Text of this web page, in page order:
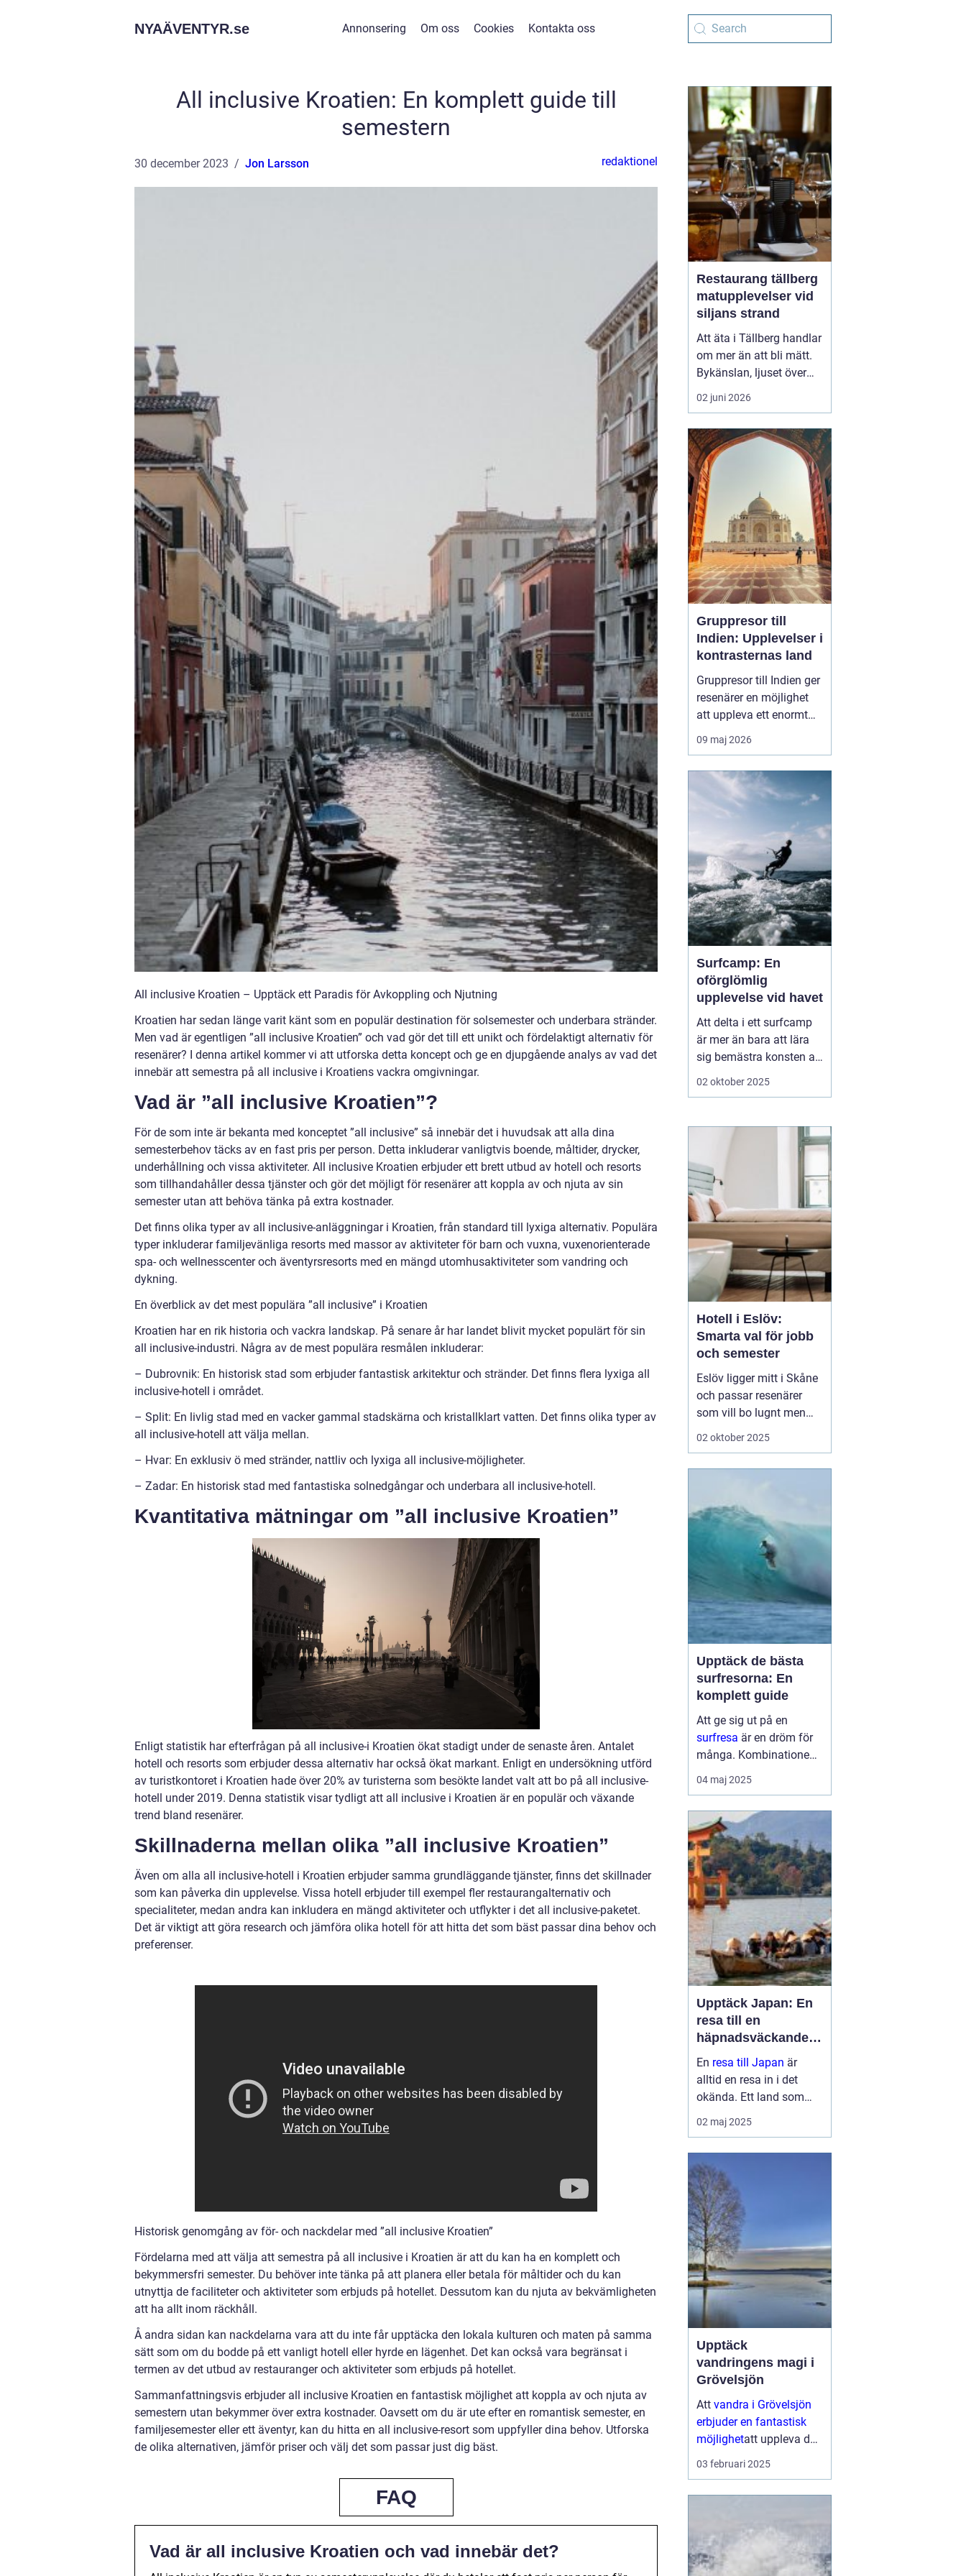
NYAÄVENTYR.se Annonsering Om oss Cookies Kontakta oss
All inclusive Kroatien: En komplett guide till
semestern
30 december 2023 Jon Larsson redaktionel
All inclusive Kroatien – Upptäck ett Paradis för Avkoppling och Njutning
Kroatien har sedan länge varit känt som en populär destination för solsemester och underbara stränder.
Men vad är egentligen ”all inclusive Kroatien” och vad gör det till ett unikt och fördelaktigt alternativ för
resenärer? I denna artikel kommer vi att utforska detta koncept och ge en djupgående analys av vad det
innebär att semestra på all inclusive i Kroatiens vackra omgivningar.
Vad är ”all inclusive Kroatien”?
För de som inte är bekanta med konceptet ”all inclusive” så innebär det i huvudsak att alla dina
semesterbehov täcks av en fast pris per person. Detta inkluderar vanligtvis boende, måltider, drycker,
underhållning och vissa aktiviteter. All inclusive Kroatien erbjuder ett brett utbud av hotell och resorts
som tillhandahåller dessa tjänster och gör det möjligt för resenärer att koppla av och njuta av sin
semester utan att behöva tänka på extra kostnader.
Det finns olika typer av all inclusive-anläggningar i Kroatien, från standard till lyxiga alternativ. Populära
typer inkluderar familjevänliga resorts med massor av aktiviteter för barn och vuxna, vuxenorienterade
spa- och wellnesscenter och äventyrsresorts med en mängd utomhusaktiviteter som vandring och
dykning.
En överblick av det mest populära ”all inclusive” i Kroatien
Kroatien har en rik historia och vackra landskap. På senare år har landet blivit mycket populärt för sin
all inclusive-industri. Några av de mest populära resmålen inkluderar:
– Dubrovnik: En historisk stad som erbjuder fantastisk arkitektur och stränder. Det finns flera lyxiga all
inclusive-hotell i området.
– Split: En livlig stad med en vacker gammal stadskärna och kristallklart vatten. Det finns olika typer av
all inclusive-hotell att välja mellan.
– Hvar: En exklusiv ö med stränder, nattliv och lyxiga all inclusive-möjligheter.
– Zadar: En historisk stad med fantastiska solnedgångar och underbara all inclusive-hotell.
Kvantitativa mätningar om ”all inclusive Kroatien”
Enligt statistik har efterfrågan på all inclusive-i Kroatien ökat stadigt under de senaste åren. Antalet
hotell och resorts som erbjuder dessa alternativ har också ökat markant. Enligt en undersökning utförd
av turistkontoret i Kroatien hade över 20% av turisterna som besökte landet valt att bo på all inclusive-
hotell under 2019. Denna statistik visar tydligt att all inclusive i Kroatien är en populär och växande
trend bland resenärer.
Skillnaderna mellan olika ”all inclusive Kroatien”
Även om alla all inclusive-hotell i Kroatien erbjuder samma grundläggande tjänster, finns det skillnader
som kan påverka din upplevelse. Vissa hotell erbjuder till exempel fler restaurangalternativ och
specialiteter, medan andra kan inkludera en mängd aktiviteter och utflykter i det all inclusive-paketet.
Det är viktigt att göra research och jämföra olika hotell för att hitta det som bäst passar dina behov och
preferenser.
Historisk genomgång av för- och nackdelar med ”all inclusive Kroatien”
Fördelarna med att välja att semestra på all inclusive i Kroatien är att du kan ha en komplett och
bekymmersfri semester. Du behöver inte tänka på att planera eller betala för måltider och du kan
utnyttja de faciliteter och aktiviteter som erbjuds på hotellet. Dessutom kan du njuta av bekvämligheten
att ha allt inom räckhåll.
Å andra sidan kan nackdelarna vara att du inte får upptäcka den lokala kulturen och maten på samma
sätt som om du bodde på ett vanligt hotell eller hyrde en lägenhet. Det kan också vara begränsat i
termen av det utbud av restauranger och aktiviteter som erbjuds på hotellet.
Sammanfattningsvis erbjuder all inclusive Kroatien en fantastisk möjlighet att koppla av och njuta av
semestern utan bekymmer över extra kostnader. Oavsett om du är ute efter en romantisk semester, en
familjesemester eller ett äventyr, kan du hitta en all inclusive-resort som uppfyller dina behov. Utforska
de olika alternativen, jämför priser och välj det som passar just dig bäst.
FAQ
Vad är all inclusive Kroatien och vad innebär det?
Restaurang tällberg
matupplevelser vid
siljans strand
Att äta i Tällberg handlar
om mer än att bli mätt.
Bykänslan, ljuset över
Siljan och de gamla
gårdarna skapar en ram
helhetsupplevelse. Här
möts klassiska
dalatraditioner och
nutida gastronomi på ett
sätt som lockar både
lång...
02 juni 2026
Gruppresor till
Indien: Upplevelser i
kontrasternas land
Gruppresor till Indien ger
resenärer en möjlighet
att uppleva ett enormt
land på ett säkert, socialt
och genomtänkt sätt.
reseledare och lokala
guider blir resan mer än
bara transport mellan
09 maj 2026
Surfcamp: En
oförglömlig
upplevelse vid havet
Att delta i ett surfcamp
är mer än bara att lära
sig bemästra konsten att
surfa. Det är en
fylld av gemenskap,
spänning och naturens
krafter. För dem som...
02 oktober 2025
Hotell i Eslöv:
Smarta val för jobb
och semester
Eslöv ligger mitt i Skåne
och passar resenärer
som vill bo lugnt men
röra sig snabbt mellan
alterna...
02 oktober 2025
Upptäck de bästa
surfresorna: En
komplett guide
Att ge sig ut på en
surfresa är en dröm för
många. Kombinationen
av sol, hav och den
adrenalinpumpande
den perfekta vågen är
svårs...
04 maj 2025
Upptäck Japan: En
resa till en
häpnadsväckande
kultur och natur
En resa till Japan är
alltid en resa in i det
okända. Ett land som
sömlöst blandar det
gamla med det nya, där
sida vid sida med ne...
02 maj 2025
Upptäck
vandringens magi i
Grövelsjön
Att vandra i Grövelsjön
erbjuder en fantastisk
möjlighetatt uppleva den
storslagna naturen i
03 februari 2025